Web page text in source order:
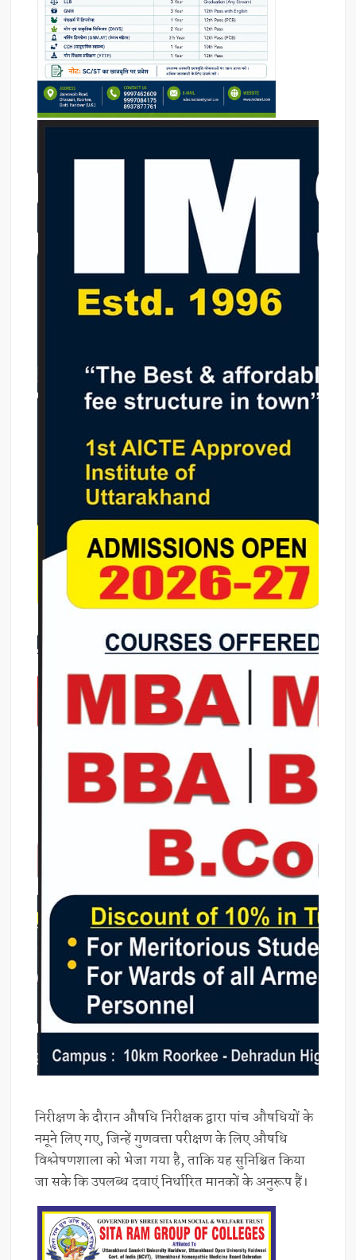
निरीक्षण के दौरान औषधि निरीक्षक द्वारा पांच औषधियों के
नमूने लिए गए, जिन्हें गुणवत्ता परीक्षण के लिए औषधि
विश्लेषणशाला को भेजा गया है, ताकि यह सुनिश्चित किया
जा सके कि उपलब्ध दवाएं निर्धारित मानकों के अनुरूप हैं।